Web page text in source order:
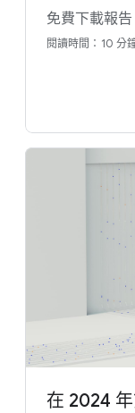
免費下載報告
閱讀時間：10 分
在 2024